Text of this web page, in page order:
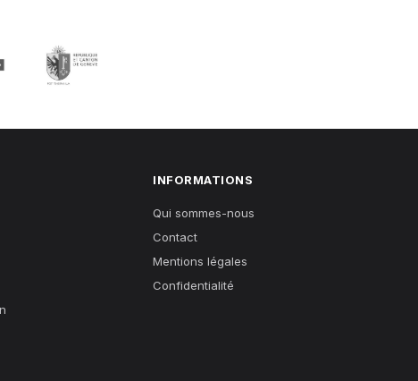
INFORMATIONS
Qui sommes-nous
Contact
Mentions légales
Confidentialité